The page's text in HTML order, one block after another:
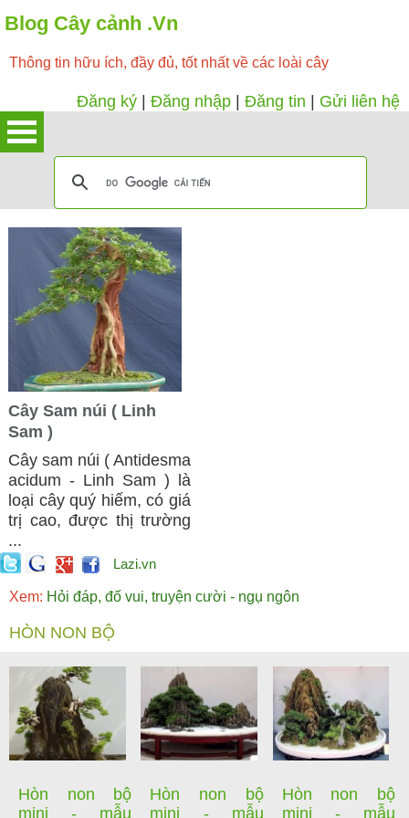
Blog Cây cảnh .Vn
Thông tin hữu ích, đầy đủ, tốt nhất về các loài cây
Đăng ký Đăng nhập Đăng tin Gửi liên hệ
Cây Sam núi ( Linh
Sam )
Cây sam núi ( Antidesma
acidum - Linh Sam ) là
loại cây quý hiếm, có giá
trị cao, được thị trường
...
Lazi.vn
Xem: Hỏi đáp, đố vui, truyện cười - ngụ ngôn
HÒN NON BỘ
Hòn non bộ
mini - mẫu
Hòn non bộ
mini - mẫu
Hòn non bộ
mini - mẫu